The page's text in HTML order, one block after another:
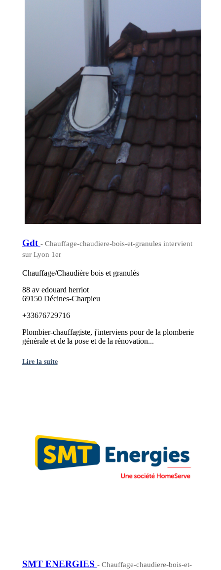
Gdt - Chauffage-chaudiere-bois-et-granules intervient
sur Lyon 1er
Chauffage/Chaudière bois et granulés
88 av edouard herriot
69150 Décines-Charpieu
+33676729716
Plombier-chauffagiste, j'interviens pour de la plomberie
générale et de la pose et de la rénovation...
Lire la suite
SMT ENERGIES - Chauffage-chaudiere-bois-et-